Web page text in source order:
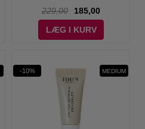
229,00
185,00
LÆG I KURV
-10% MEDIUM